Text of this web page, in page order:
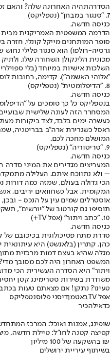
הסדרהתהיה האחרונה שלה? והאם
7. "סנגור במבחן" (נטפליקס)
כניסה חדשה.
הדרמה המשפטית האמריקנית מבית
סופר המותחנים מייקל קונלי, חזרה
גרסיה-רולפו) הוא סנגור פלילי
מכונית הלינקולן השחורה שלו,
השלכות אישיות במיוחד (בלי
"אלוהי האשמה"). קדימה, רחובות
8. "הדיפלומטית" (נטפליקס)
כניסה חדשה.
בנטפליקס כל כך סומכים על
המסחרר הזה לעונה שלישית
כעשרה ימים בלבד, לצד ביקורות
ראסל כשגרירת ארה"ב בבריטניה,
המושלם מחכה לכם.
9. "טריטוריה" (נטפליקס)
כניסה חדשה.
המעריצים מגדירים את המיני סדרה
– ולא נתווכח איתם. העלילה
הכי גדולה בעולם, שמזה כמה
המקומית. אבל כשחוואים יריבים,
אוסטרלים שמים עין על הנכס -
תוסיפו גם קורטוב של "יורשים",
10. "כתב ויתור" (אפל TV+)
כניסה חדשה.
סדרת מתח פסיכולוגית בכיכובם של
כהן. קתרין (בלאנשט) היא
מגלה שהיא בעצם דמות מרכזית
המשפט האחרון היה לכם מסובך
משודרת בשירות סטרימינג קטן
טעינו? נתקן! אם מצאתם טעות
אפל TV
באטמןדיסני פלוסנטפליקס
כדאילהכיר
שופינג, אמנות ואוכל: המרכז
קפיצה קטנה לחו"ל: טיילת חדשה,
בהשקעה של 100 מיליון ₪
בשיתוף עיריית ירושלים